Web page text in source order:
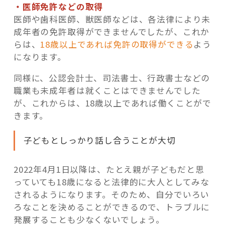
・医師免許などの取得
医師や歯科医師、獣医師などは、各法律により未
成年者の免許取得ができませんでしたが、これか
らは、 18歳以上であれば免許の取得ができるよう
になります。
同様に、公認会計士、司法書士、行政書士などの
職業も未成年者は就くことはできませんでした
が、これからは、18歳以上であれば働くことがで
きます。
子どもとしっかり話し合うことが大切
2022年4月1日以降は、たとえ親が子どもだと思
っていても18歳になると法律的に大人としてみな
されるようになります。そのため、自分でいろい
ろなことを決めることができるので、トラブルに
発展することも少なくないでしょう。